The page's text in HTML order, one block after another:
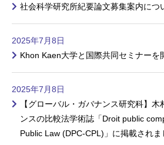
社会科学研究所紀要論文募集案内につ
2025年7月8日
Khon Kaen大学と国際共同セミナーを
2025年7月8日
【グローバル・ガバナンス研究科】
ンスの比較法学術誌「Droit public
Public Law (DPC-CPL)」に掲載されま